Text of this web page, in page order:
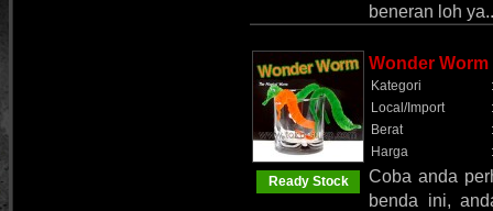
beneran loh
Ready Stock
Wonder Worm
Kategori
:
Local/Import
:
Berat
:
Harga
:
Coba anda
benda ini,